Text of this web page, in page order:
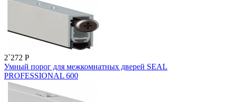
2`272 P
Умный порог для межкомнатных дверей SEAL
PROFESSIONAL 600